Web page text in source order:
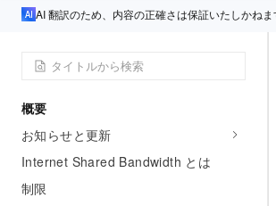
AI 翻訳のため、内容の正確さは保証いたしかね
概要
お知らせと更新
Internet Shared Bandwidth とは
制限